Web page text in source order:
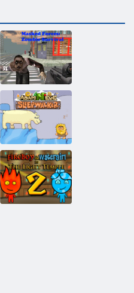
Převlečený síla:
Zombie Survival
Adam a Eva:
Lunatic